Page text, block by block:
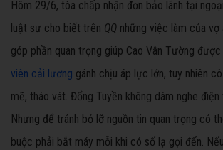
Hôm 29/6, tòa chấp nhận đơn bảo lãnh tại
luật sư cho biết trên QQ những việc làm của vợ
góp phần quan trọng giúp Cao Vân Tường
viên cải lương gánh chịu áp lực lớn, tuy nhiên
mẽ, tháo vát. Đổng Tuyền không dám nghe
Nhưng để tránh bỏ lỡ nguồn tin quan trọng có
buộc phải bắt máy mỗi khi có số lạ gọi đến.